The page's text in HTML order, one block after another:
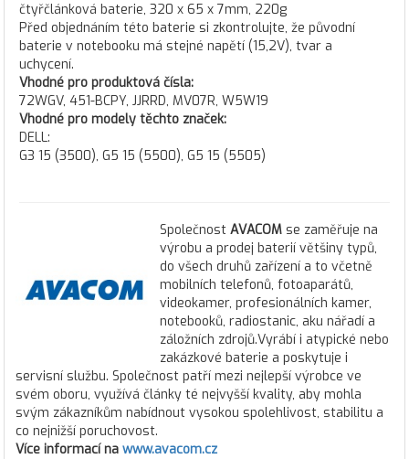
čtyřčlánková baterie, 320 x 65 x 7mm, 220g
Před objednáním této baterie si zkontrolujte, že původní
baterie v notebooku má stejné napětí (15,2V), tvar a
uchycení.
Vhodné pro produktová čísla:
72WGV, 451-BCPY, JJRRD, MV07R, W5W19
Vhodné pro modely těchto značek:
DELL:
G3 15 (3500), G5 15 (5500), G5 15 (5505)
Společnost AVACOM se zaměřuje na
výrobu a prodej baterií většiny typů,
do všech druhů zařízení a to včetně
mobilních telefonů, fotoaparátů,
videokamer, profesionálních kamer,
notebooků, radiostanic, aku nářadí a
záložních zdrojů.Vyrábí i atypické nebo
zakázkové baterie a poskytuje i
servisní službu. Společnost patří mezi nejlepší výrobce ve
svém oboru, využívá články té nejvyšší kvality, aby mohla
svým zákazníkům nabídnout vysokou spolehlivost, stabilitu a
co nejnižší poruchovost.
Více informací na www.avacom.cz